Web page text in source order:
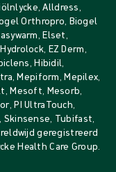
Alldress,
Orthropro, Biogel
Elset,
EZ Derm,
Hibidil,
Mepiform, Mepilex,
Mesoft, Mesorb,
PI UltraTouch,
Skinsense, Tubifast,
geregistreerd
Health Care Group.